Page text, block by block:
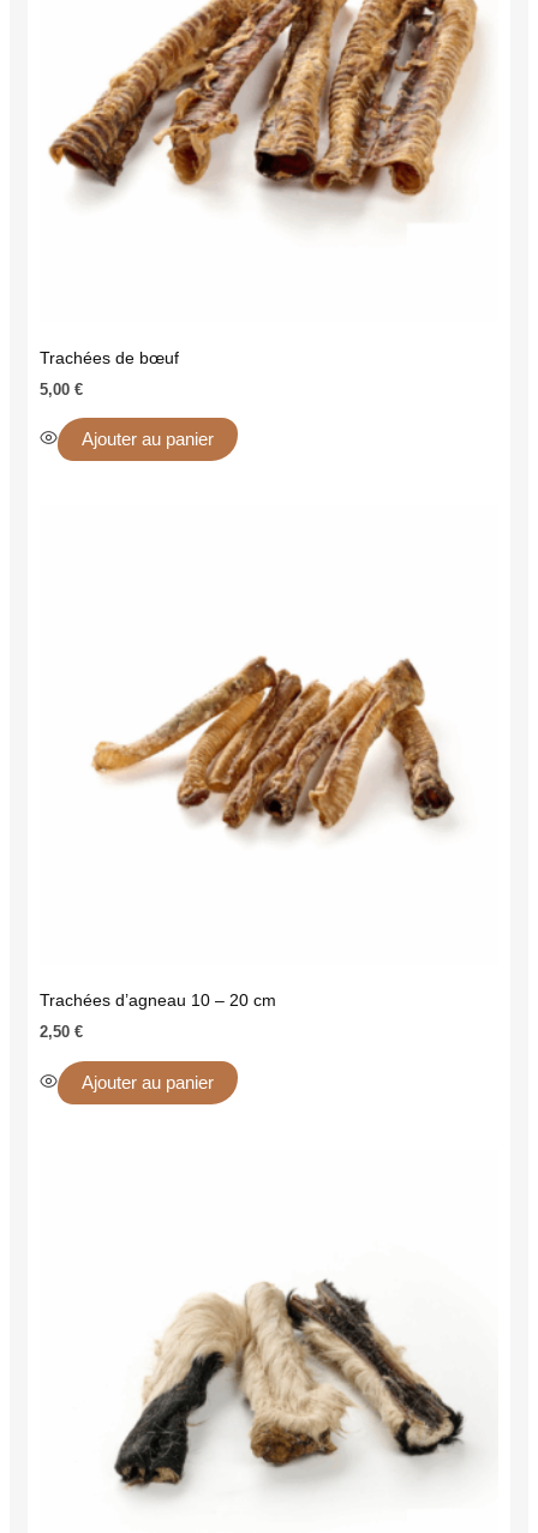
Trachées de bœuf
5,00 €
Ajouter au panier
Trachées d’agneau 10 – 20 cm
2,50 €
Ajouter au panier